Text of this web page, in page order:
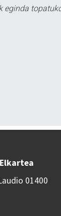
eginda
01400